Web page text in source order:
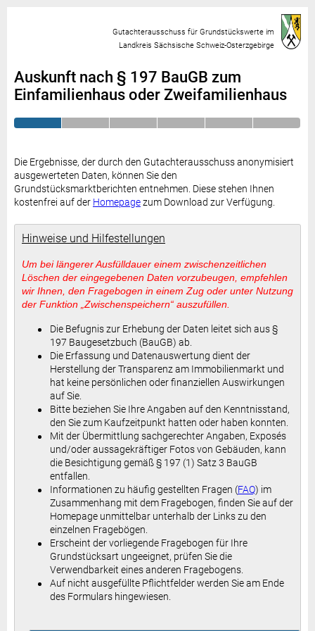
Gutachterausschuss für Grundstückswerte im
Landkreis Sächsische Schweiz-Osterzgebirge
Auskunft nach § 197 BauGB zum
Einfamilienhaus oder Zweifamilienhaus
Die Ergebnisse, der durch den Gutachterausschuss anonymisiert
ausgewerteten Daten, können Sie den
Grundstücksmarktberichten entnehmen. Diese stehen Ihnen
kostenfrei auf der Homepagezum Download zur Verfügung.
Hinweise und Hilfestellungen
Um bei längerer Ausfülldauer einem zwischenzeitlichen
Löschen der eingegebenen Daten vorzubeugen, empfehlen
wir Ihnen, den Fragebogen in einem Zug oder unter Nutzung
der Funktion „Zwischenspeichern“ auszufüllen.
Die Befugnis zur Erhebung der Daten leitet sich aus §
197 Baugesetzbuch (BauGB) ab.
Die Erfassung und Datenauswertung dient der
Herstellung der Transparenz am Immobilienmarkt und
hat keine persönlichen oder finanziellen Auswirkungen
auf Sie.
Bitte beziehen Sie Ihre Angaben auf den Kenntnisstand,
den Sie zum Kaufzeitpunkt hatten oder haben konnten.
Mit der Übermittlung sachgerechter Angaben, Exposés
und/oder aussagekräftiger Fotos von Gebäuden, kann
die Besichtigung gemäß§ 197 (1) Satz 3 BauGB
entfallen.
Informationen zu häufig gestellten Fragen (FAQ) im
Zusammenhang mit dem Fragebogen, finden Sie auf der
Homepage unmittelbar unterhalb der Links zu den
einzelnen Fragebögen.
Erscheint der vorliegende Fragebogen für Ihre
Grundstücksart ungeeignet, prüfen Sie die
Verwendbarkeit eines anderen Fragebogens.
Auf nicht ausgefüllte Pflichtfelder werden Sie am Ende
des Formulars hingewiesen.